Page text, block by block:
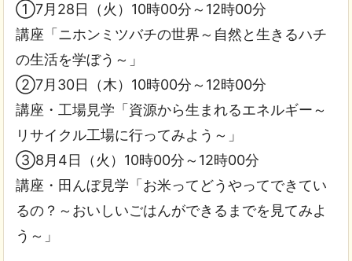
①7月28日（火）10時00分～12時00分
講座「ニホンミツバチの世界～自然と生きるハチ
の生活を学ぼう～」
②7月30日（木）10時00分～12時00分
講座・工場見学「資源から生まれるエネルギー～
リサイクル工場に行ってみよう～」
③8月4日（火）10時00分～12時00分
講座・田んぼ見学「お米ってどうやってできてい
るの？～おいしいごはんができるまでを見てみよ
う～」